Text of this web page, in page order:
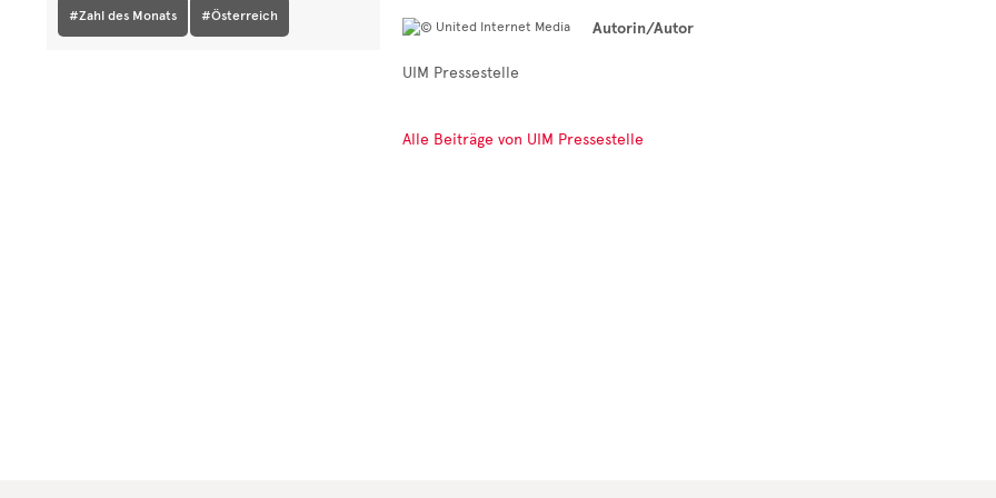
#Zahl des Monats #Österreich
Autorin/Autor
UIM Pressestelle
Alle Beiträge von UIM Pressestelle